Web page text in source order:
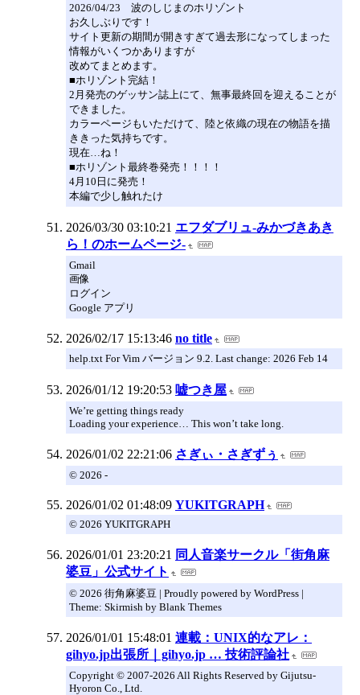
2026/04/23 波のしじまのホリゾント
お久しぶりです！
サイト更新の期間が開きすぎて過去形になってしまった
情報がいくつかありますが
改めてまとめます。
■ホリゾント完結！
2月発売のゲッサン誌上にて、無事最終回を迎えることが
できました。
カラーページもいただけて、陸と依織の現在の物語を描
ききった気持ちです。
現在…ね！
■ホリゾント最終巻発売！！！！
4月10日に発売！
本編で少し触れたけ
2026/03/30 03:10:21 エフダブリュ-みかづきあき
ら！のホームページ-
Gmail
画像
ログイン
Google アプリ
2026/02/17 15:13:46 no title
help.txt For Vim バージョン 9.2. Last change: 2026 Feb 14
2026/01/12 19:20:53 嘘つき屋
We’re getting things ready
Loading your experience… This won’t take long.
2026/01/02 22:21:06 さぎぃ・さぎずぅ
© 2026 -
2026/01/02 01:48:09 YUKITGRAPH
© 2026 YUKITGRAPH
2026/01/01 23:20:21 同人音楽サークル「街角麻
婆豆」公式サイト
© 2026 街角麻婆豆 | Proudly powered by WordPress |
Theme: Skirmish by Blank Themes
2026/01/01 15:48:01 連載：UNIX的なアレ：
gihyo.jp出張所｜gihyo.jp … 技術評論社
Copyright © 2007-2026 All Rights Reserved by Gijutsu-
Hyoron Co., Ltd.